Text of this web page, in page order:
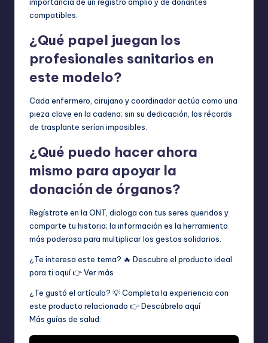
compatibles.
¿Qué papel juegan los
profesionales sanitarios en
este modelo?
Cada enfermero, cirujano y coordinador actúa como una
pieza clave en la cadena; sin su dedicación, los récords
de trasplante serían imposibles.
¿Qué puedo hacer ahora
mismo para apoyar la
donación de órganos?
Regístrate en la ONT, dialoga con tus seres queridos y
comparte tu historia; la información es la herramienta
más poderosa para multiplicar los gestos solidarios.
¿Te interesa este tema? 🔥 Descubre el producto ideal
para ti aquí 👉Ver más
¿Te gustó el artículo? 💡 Completa la experiencia con
este producto relacionado 👉Descúbrelo aquí
Más guías de salud: